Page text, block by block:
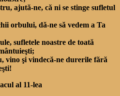
ajută-ne, că ni se stinge sufletul
orbului, dă-ne să vedem a Ta
sufletele noastre de toată
vino şi vindecă-ne durerile fără
al 11-lea